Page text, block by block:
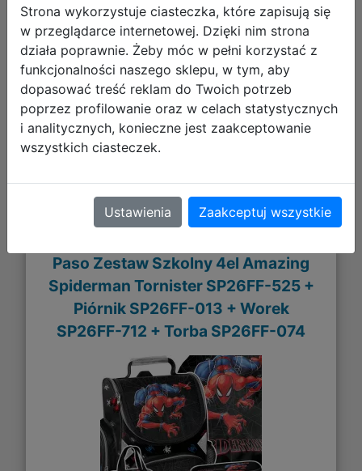
248,94 zł
DO KOSZYKA
Paso Zestaw Szkolny 4el Amazing
Spiderman Tornister SP26FF-525 +
Piórnik SP26FF-013 + Worek
SP26FF-712 + Torba SP26FF-074
Strona wykorzystuje ciasteczka, które zapisują się
w przeglądarce internetowej. Dzięki nim strona
działa poprawnie. Żeby móc w pełni korzystać z
funkcjonalności naszego sklepu, w tym, aby
dopasować treść reklam do Twoich potrzeb
poprzez profilowanie oraz w celach statystycznych
i analitycznych, konieczne jest zaakceptowanie
wszystkich ciasteczek.
Ustawienia Zaakceptuj wszystkie